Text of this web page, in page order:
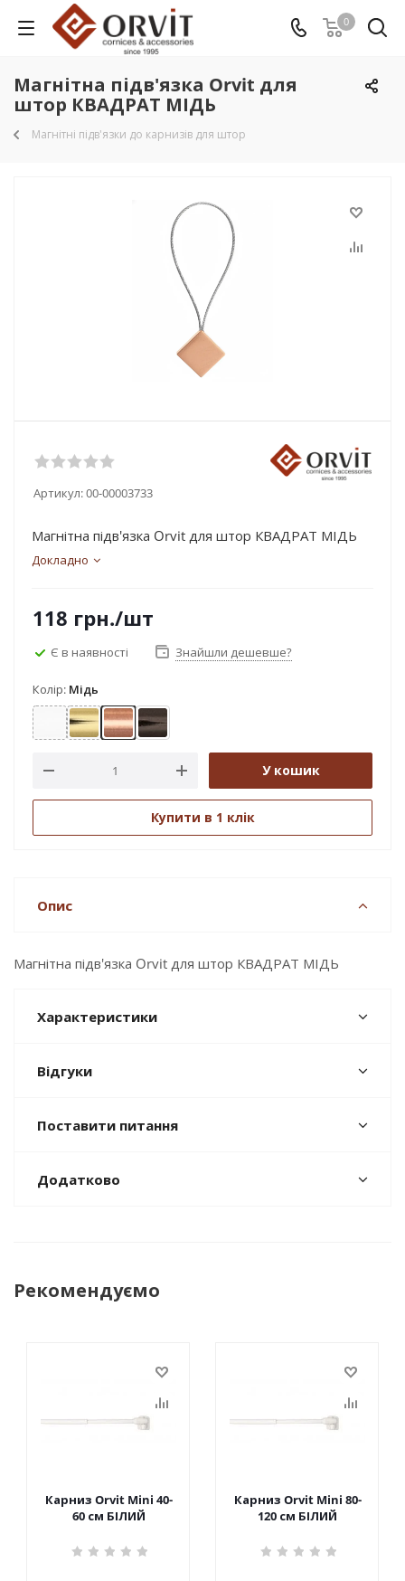
0
Магнітна підв'язка Orvit для
штор КВАДРАТ МІДЬ
Магнітні підв'язки до карнизів для штор
Артикул:00-00003733
Магнітна підв'язка Orvit для штор КВАДРАТ МІДЬ
Докладно
118 грн./шт
Є в наявності Знайшли дешевше?
Колір: Мідь
АрктісЗолотоМідьОнікс
У кошик
Купити в 1 клік
Опис
Магнітна підв'язка Orvit для штор КВАДРАТ МІДЬ
Характеристики
Відгуки
Поставити питання
Додатково
Рекомендуємо
Карниз Orvit Mini 40-
60 см БІЛИЙ
Карниз Orvit Mini 80-
120 см БІЛИЙ